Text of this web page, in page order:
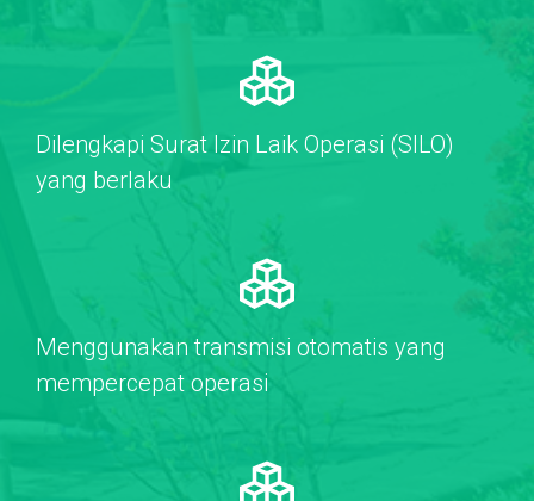
Dilengkapi Surat Izin Laik Operasi (SILO)
yang berlaku
Menggunakan transmisi otomatis yang
mempercepat operasi